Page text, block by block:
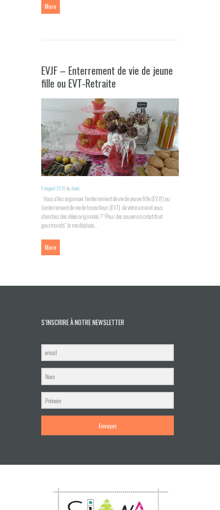
More
EVJF – Enterrement de vie de jeune
fille ou EVT-Retraite
5 August 2015 byAnaïs
Vous allez organiser l’enterrement de vie de jeune fille (EVJF) ou
L’enterrement de vie de travailleur (EVT) de votre amie et vous
cherchez des idées originales ? “Pour des souvenirs créatifs et
gourmands” Je me déplace...
More
S’INSCRIRE À NOTRE NEWSLETTER
Envoyer